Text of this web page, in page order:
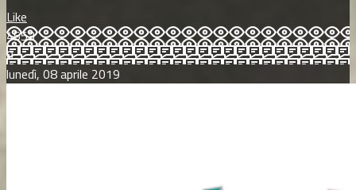
Like
4553
0
lunedì, 08 aprile 2019